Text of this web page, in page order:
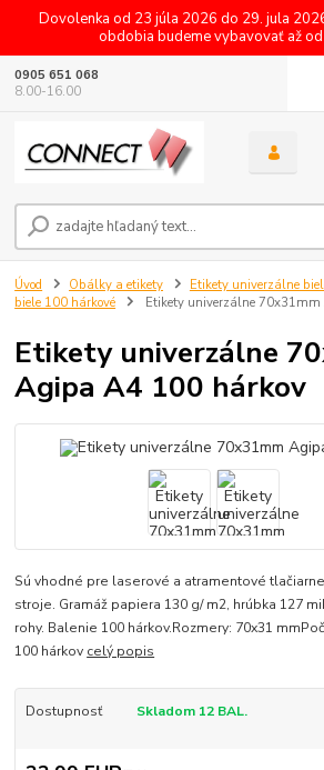
Dovolenka od 23 júla 2026 do 29. jula
obdobia budeme vybavovať až
0905 651 068
8.00-16.00
Úvod Obálky a etikety Etikety univerzálne
biele 100 hárkové
Etikety univerzálne
Etikety univerzálne
Agipa A4 100 hárkov
Sú vhodné pre laserové a atramentové
stroje. Gramáž papiera 130 g/ m2, hrúbka 127
rohy. Balenie 100 hárkov.Rozmery: 70x31
100 hárkov celý popis
Dostupnosť Skladom 12 BAL.